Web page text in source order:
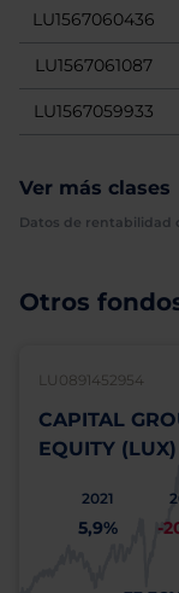
LU1567060436
LU1567061087
LU1567059933
Ver más clases
Datos de rentabilidad
Otros
LU0891452954
CAPITAL
EQUITY
2021
5,9% -